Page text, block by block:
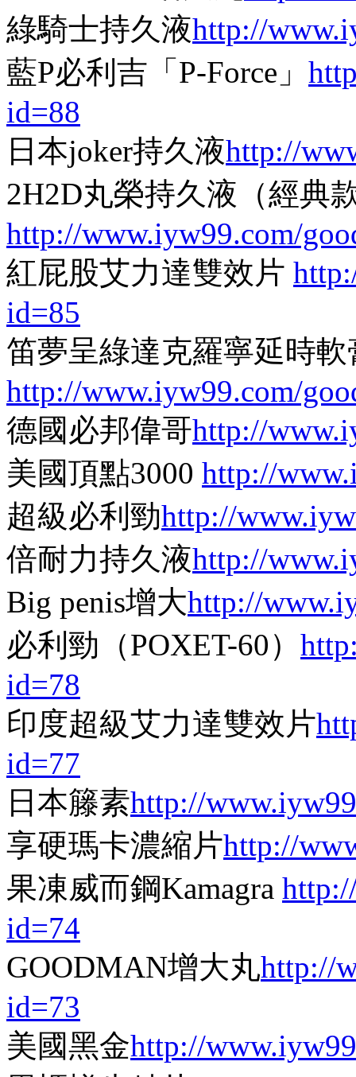
綠騎士持久液http://
藍P必利吉「P-Force」
id=88
日本joker持久液http://
2H2D丸榮持久液（經典
http://www.iyw99.com/
紅屁股艾力達雙效片
id=85
笛夢呈綠達克羅寧延時軟
http://www.iyw99.com/
德國必邦偉哥http://
美國頂點3000 http://
超級必利勁http://
倍耐力持久液http://
Big penis增大http://
必利勁（POXET-60）
id=78
印度超級艾力達雙效片
id=77
日本籐素http://
享硬瑪卡濃縮片http://
果凍威而鋼Kamagra
id=74
GOODMAN增大丸http://
id=73
美國黑金http://